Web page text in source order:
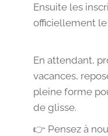
Ensuite les
officiellement le
En attendant,
vacances,
pleine forme
de glisse.
👉 Pensez à